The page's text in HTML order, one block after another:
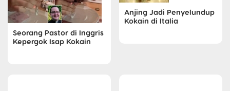
Seorang Pastor di Inggris
Kepergok Isap Kokain
Anjing Jadi Penyelundup
Kokain di Italia